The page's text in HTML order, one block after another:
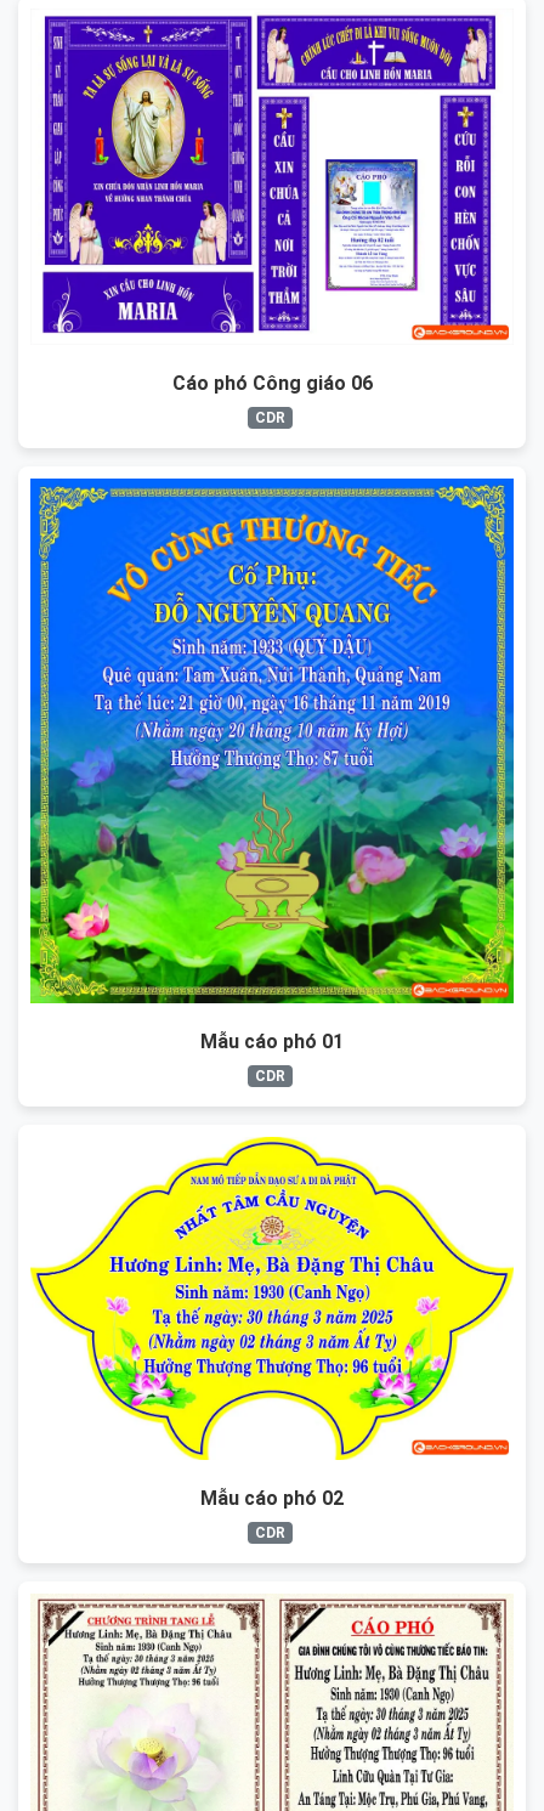
Cáo phó Công giáo 06
CDR
Mẫu cáo phó 01
CDR
Mẫu cáo phó 02
CDR